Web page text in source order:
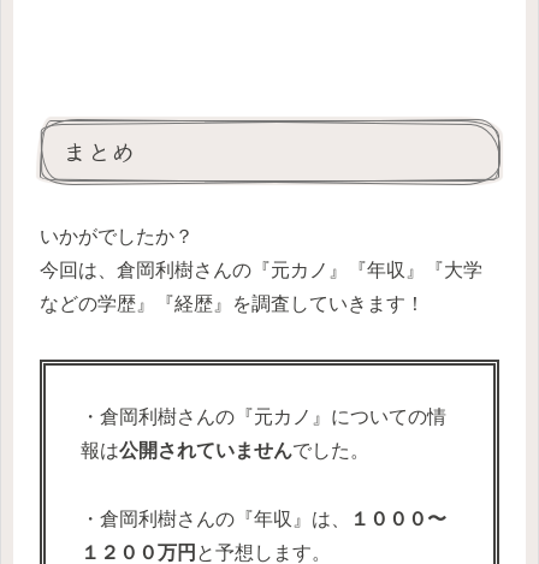
まとめ
いかがでしたか？
今回は、倉岡利樹さんの『元カノ』『年収』『大学
などの学歴』『経歴』を調査していきます！
・倉岡利樹さんの『元カノ』についての情
報は公開されていませんでした。
・倉岡利樹さんの『年収』は、
１０００〜
１２００万円 と予想します。